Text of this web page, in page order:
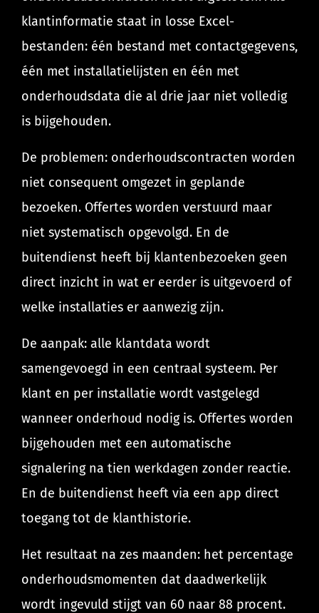
klantinformatie staat in losse Excel-
bestanden: één bestand met contactgegevens,
één met installatielijsten en één met
onderhoudsdata die al drie jaar niet volledig
is bijgehouden.
De problemen: onderhoudscontracten worden
niet consequent omgezet in geplande
bezoeken. Offertes worden verstuurd maar
niet systematisch opgevolgd. En de
buitendienst heeft bij klantenbezoeken geen
direct inzicht in wat er eerder is uitgevoerd of
welke installaties er aanwezig zijn.
De aanpak: alle klantdata wordt
samengevoegd in een centraal systeem. Per
klant en per installatie wordt vastgelegd
wanneer onderhoud nodig is. Offertes worden
bijgehouden met een automatische
signalering na tien werkdagen zonder reactie.
En de buitendienst heeft via een app direct
toegang tot de klanthistorie.
Het resultaat na zes maanden: het percentage
onderhoudsmomenten dat daadwerkelijk
wordt ingevuld stijgt van 60 naar 88 procent.